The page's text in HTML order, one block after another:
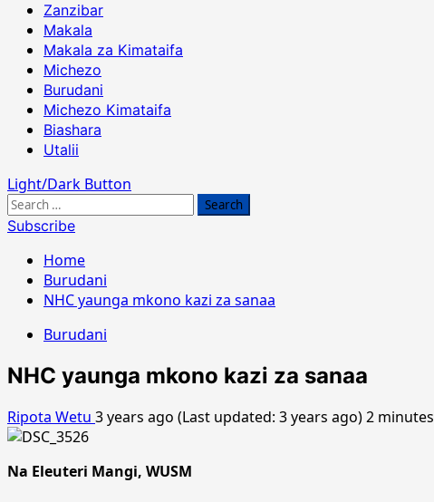
Zanzibar
Makala
Makala za Kimataifa
Michezo
Burudani
Michezo Kimataifa
Biashara
Utalii
Light/Dark Button
Search
for:
Subscribe
Home
Burudani
NHC yaunga mkono kazi za sanaa
Burudani
NHC yaunga mkono kazi za sanaa
Ripota Wetu 3 years ago (Last updated: 3 years ago)2
Na Eleuteri Mangi, WUSM